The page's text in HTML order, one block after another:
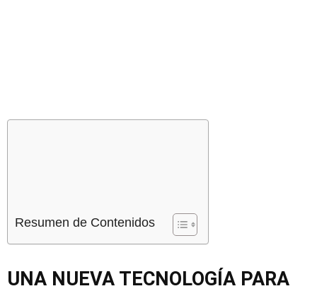
Resumen de Contenidos
UNA NUEVA TECNOLOGÍA PARA